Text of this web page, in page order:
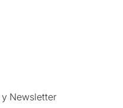
Newsletter